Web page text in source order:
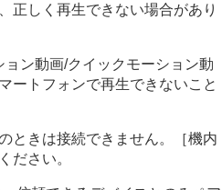
正しく再生できない場合があり
ン動画/クイックモーション動
ートフォンで再生できないこと
ときは接続できません。
［機内
ださい。